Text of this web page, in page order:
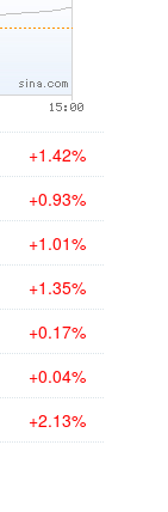
+1.42%
+0.93%
+1.01%
+1.35%
+0.17%
+0.04%
+2.13%